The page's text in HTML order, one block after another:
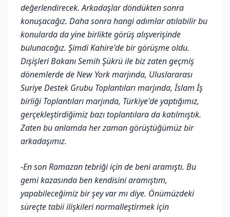
değerlendirecek. Arkadaşlar döndükten sonra
konuşacağız. Daha sonra hangi adımlar atılabilir bu
konularda da yine birlikte görüş alışverişinde
bulunacağız. Şimdi Kahire'de bir görüşme oldu.
Dışişleri Bakanı Semih Şükrü ile biz zaten geçmiş
dönemlerde de New York marjında, Uluslararası
Suriye Destek Grubu Toplantıları marjında, İslam İş
birliği Toplantıları marjında, Türkiye'de yaptığımız,
gerçekleştirdiğimiz bazı toplantılara da katılmıştık.
Zaten bu anlamda her zaman görüştüğümüz bir
arkadaşımız.
-En son Ramazan tebriği için de beni aramıştı. Bu
gemi kazasında ben kendisini aramıştım,
yapabileceğimiz bir şey var mı diye. Önümüzdeki
süreçte tabii ilişkileri normalleştirmek için